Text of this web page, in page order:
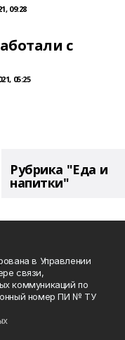
09:28
с
05:25
Рубрика "Еда и
напитки"
в Управлении
связи,
коммуникаций по
номер ПИ № ТУ